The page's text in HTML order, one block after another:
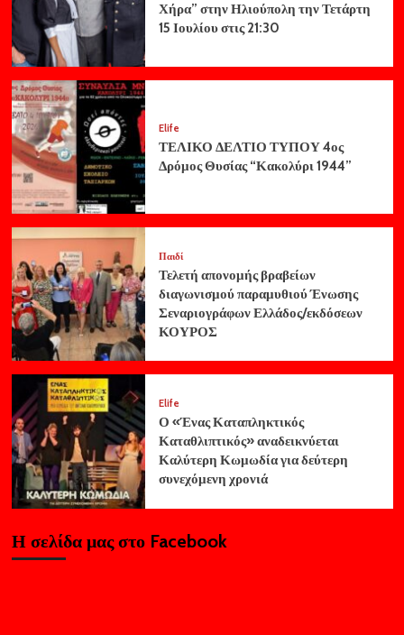
Χήρα” στην Ηλιούπολη την Τετάρτη
15 Ιουλίου στις 21:30
Elife
ΤΕΛΙΚΟ ΔΕΛΤΙΟ ΤΥΠΟΥ 4ος
Δρόμος Θυσίας “Κακολύρι 1944”
Παιδί
Τελετή απονομής βραβείων
διαγωνισμού παραμυθιού Ένωσης
Σεναριογράφων Ελλάδος/εκδόσεων
ΚΟΥΡΟΣ
Elife
Ο «Ένας Καταπληκτικός
Καταθλιπτικός» αναδεικνύεται
Καλύτερη Κωμωδία για δεύτερη
συνεχόμενη χρονιά
Η σελίδα μας στο Facebook